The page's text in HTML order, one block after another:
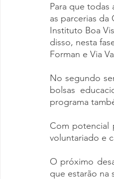
Para que todas
as parcerias da
Instituto Boa
disso, nesta
Forman e Via
No segundo
bolsas
programa
Com potencial
voluntariado e
O próximo
que estarão na